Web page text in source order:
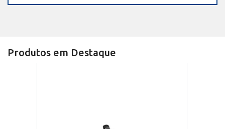
Produtos em Destaque